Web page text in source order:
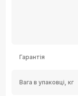
Гарантія
Вага в упаковці, кг